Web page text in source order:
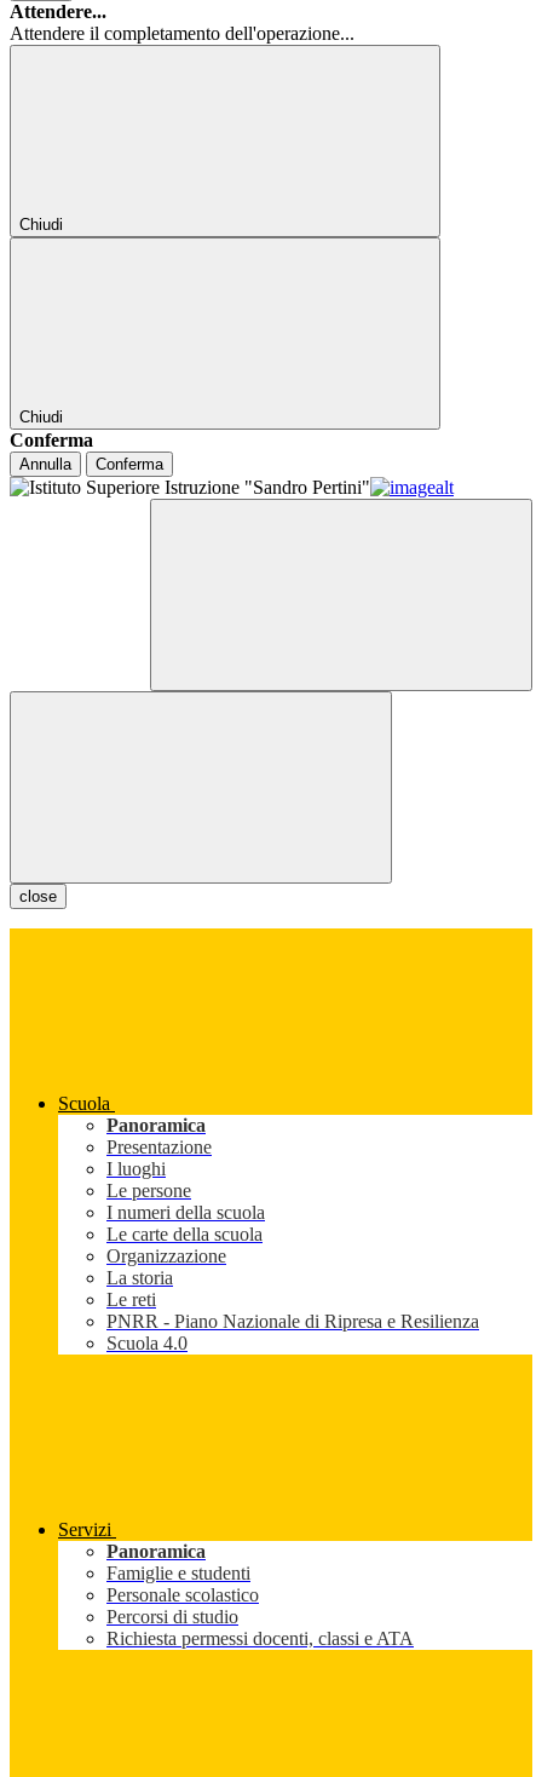
Attendere...
Attendere il completamento dell'operazione...
Chiudi
Chiudi
Conferma
Annulla Conferma
close
Scuola
Panoramica
Presentazione
I luoghi
Le persone
I numeri della scuola
Le carte della scuola
Organizzazione
La storia
Le reti
PNRR - Piano Nazionale di Ripresa e Resilienza
Scuola 4.0
Servizi
Panoramica
Famiglie e studenti
Personale scolastico
Percorsi di studio
Richiesta permessi docenti, classi e ATA